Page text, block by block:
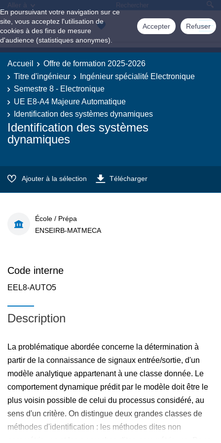
En poursuivant votre navigation sur ce
site, vous acceptez l'utilisation de
cookies à des fins de mesure
d'audience (statistiques anonymes).
Accepter Refuser
Aller à
Accueil
Offre de formation 2025-2026
Titre d'ingénieur
Ingénieur spécialité Electronique
Semestre 8 - Electronique
UE E8-A4 Majeure Automatique
Identification des systèmes dynamiques
Identification des systèmes
dynamiques
Ajouter à la sélection Télécharger
École / Prépa
ENSEIRB-MATMECA
Code interne
EEL8-AUTO5
Description
La problématique abordée concerne la détermination à
partir de la connaissance de signaux entrée/sortie, d'un
modèle analytique appartenant à une classe donnée. Le
comportement dynamique prédit par le modèle doit être le
plus voisin possible de celui du processus considéré, au
sens d'un critère. On distingue deux grandes classes de
méthodes d'identification : les méthodes dites non